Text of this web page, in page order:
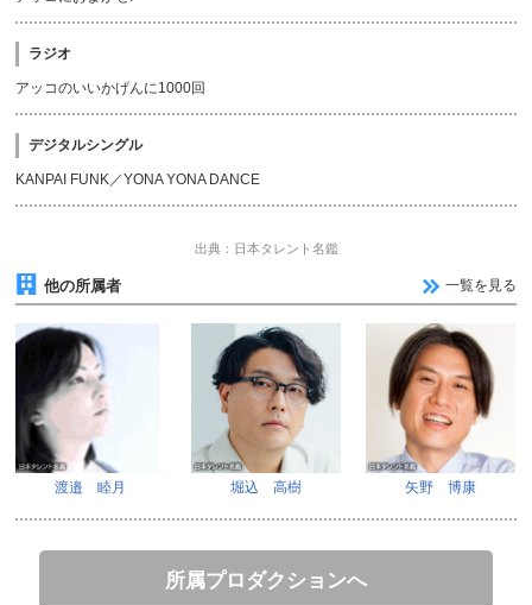
ラジオ
アッコのいいかげんに1000回
デジタルシングル
KANPAI FUNK／YONA YONA DANCE
出典：日本タレント名鑑
他の所属者 一覧を見る
渡邉 睦月 堀込 高樹 矢野 博康
所属プロダクションへ